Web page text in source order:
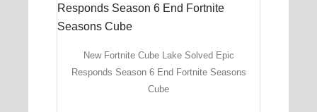
New Fortnite Cube Lake Solved Epic
Responds Season 6 End Fortnite Seasons
Cube